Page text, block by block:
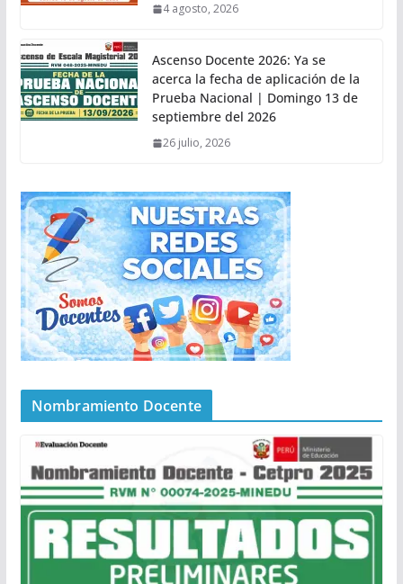
4 agosto, 2026
Ascenso Docente 2026: Ya se
acerca la fecha de aplicación de la
Prueba Nacional | Domingo 13 de
septiembre del 2026
26 julio, 2026
Nombramiento Docente